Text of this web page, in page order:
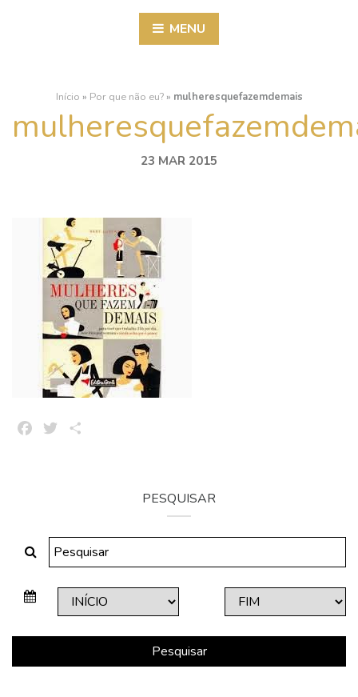
MENU
Início » Por que não eu?» mulheresquefazemdemais
23 MAR 2015
FacebookTwitter
PESQUISAR
Pesquisar